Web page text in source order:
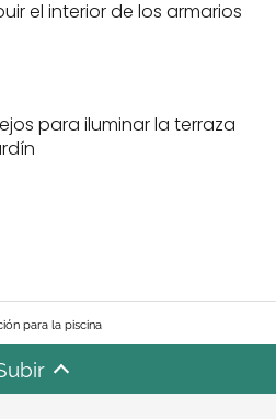
el interior de los armarios
para iluminar la terraza
para la piscina